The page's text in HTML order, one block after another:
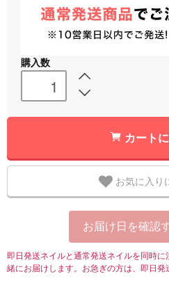
購入数
カート
お気に入り
お届け日を確認
即日発送ネイルと通常発送ネイルを同時
緒にお届けします。お急ぎの方は、即日発